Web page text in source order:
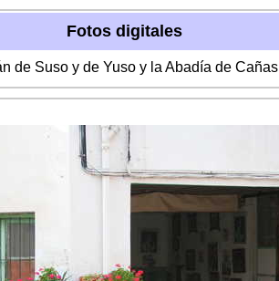
Fotos digitales
de Suso y de Yuso y la Abadía de Cañas